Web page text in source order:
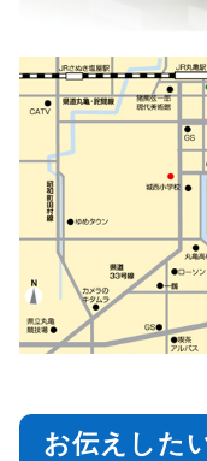
お伝えした